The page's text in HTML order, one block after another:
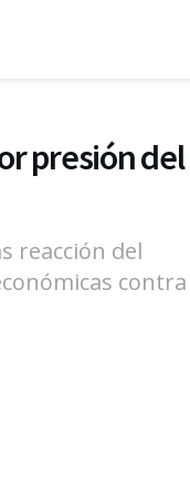
presión del
reacción del
contra